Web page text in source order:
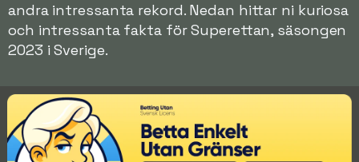
andra intressanta rekord. Nedan hittar ni kuriosa
och intressanta fakta för Superettan, säsongen
2023 i Sverige.